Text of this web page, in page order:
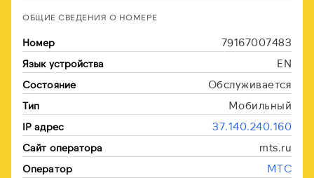
ОБЩИЕ СВЕДЕНИЯ О НОМЕРЕ
Номер 79167007483
Язык устройства EN
Состояние Обслуживается
Тип Мобильный
IP адрес 37.140.240.160
Сайт оператора mts.ru
Оператор МТС